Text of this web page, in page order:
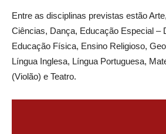
Entre as disciplinas previstas estão
Ciências, Dança, Educação Especial –
Educação Física, Ensino Religioso,
Língua Inglesa, Língua Portuguesa,
(Violão) e Teatro.